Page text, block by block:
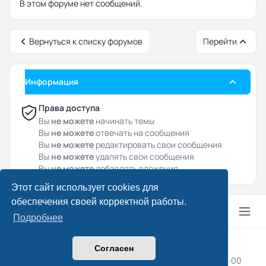
Этот сайт использует cookies для
обеспечения своей корректной работы.
Подробнее
Согласен
В этом форуме нет сообщений.
Вернуться к списку форумов Перейти
Информация
Права доступа
Вы не можете начинать темы
Вы не можетеотвечать на сообщения
Вы не можете редактировать свои сообщения
Вы не можетеудалять свои сообщения
Выне можетедобавлять вложения
© 2024–2026 Drcpa.ru
Конфиденциальность|Правила|Часовой пояс: UTC+03:00